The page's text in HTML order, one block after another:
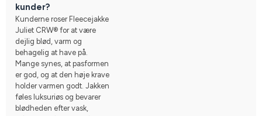
kunder?
Kunderne roser Fleecejakke
Juliet CRW® for at være
dejlig blød, varm og
behagelig at have på.
Mange synes, at pasformen
er god, og at den høje krave
holder varmen godt. Jakken
føles luksuriøs og bevarer
blødheden efter vask,